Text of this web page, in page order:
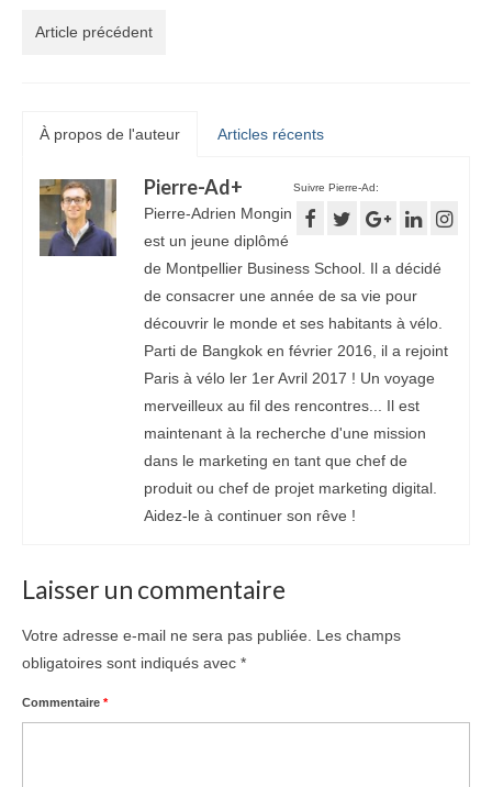
Article précédent
À propos de l'auteur Articles récents
Suivre Pierre-Ad:
Pierre-Ad+
Pierre-Adrien Mongin
est un jeune diplômé
de Montpellier Business School. Il a décidé
de consacrer une année de sa vie pour
découvrir le monde et ses habitants à vélo.
Parti de Bangkok en février 2016, il a rejoint
Paris à vélo ler 1er Avril 2017 ! Un voyage
merveilleux au fil des rencontres... Il est
maintenant à la recherche d'une mission
dans le marketing en tant que chef de
produit ou chef de projet marketing digital.
Aidez-le à continuer son rêve !
Laisser un commentaire
Votre adresse e-mail ne sera pas publiée.
Les champs
obligatoires sont indiqués avec *
Commentaire *